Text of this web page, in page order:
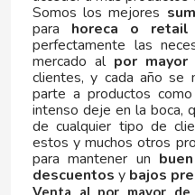
COLA CAO
COMO KOMO
CONGUITOS
CONTROL
Somos los mejores
para horeca o retail
perfectamente las
mercado al por mayor
clientes, y cada año se
parte a productos como
intenso deje en la boca,
de cualquier tipo de
estos y muchos otros
para mantener un
descuentos y bajos
Venta al por mayor